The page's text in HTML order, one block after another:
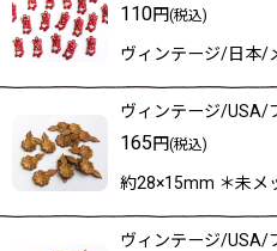
110円(税込)
ヴィンテージ/日本/
ヴィンテージ/USA/
165円(税込)
約28×15mm ＊未メ
ヴィンテージ/USA/